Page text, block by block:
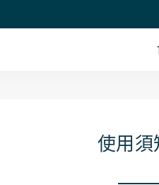
使用須